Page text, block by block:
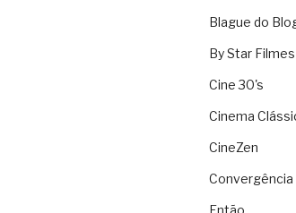
Blague do
By Star Filmes
Cine 30's
Cinema
CineZen
Convergência